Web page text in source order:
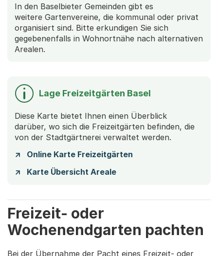
In den Baselbieter Gemeinden gibt es
weitere Gartenvereine, die kommunal oder privat
organisiert sind. Bitte erkundigen Sie sich
gegebenenfalls in Wohnortnähe nach alternativen
Arealen.
Lage Freizeitgärten Basel
Diese Karte bietet Ihnen einen Überblick
darüber, wo sich die Freizeitgärten befinden, die
von der Stadtgärtnerei verwaltet werden.
Online Karte Freizeitgärten
Karte Übersicht Areale(Startet einen Download)
Freizeit- oder
Wochenendgarten pachten
Bei der Übernahme der Pacht eines Freizeit- oder